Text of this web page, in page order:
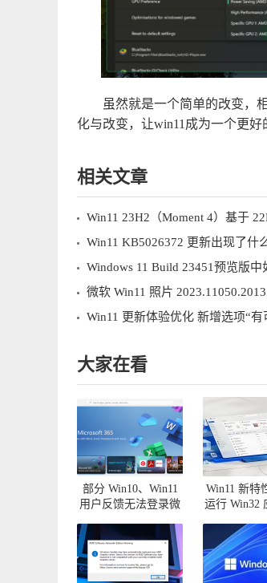
虽然就是一个简单的改变，
化与改变，让win11成为一个更好
相关文章
Win11 KB5026372 更新出现了什
Win11 更新体验优化 新增选项“
大家在看
部分 Win10、Win11
用户反馈无法登录微
Win11 新特
运行 Win32